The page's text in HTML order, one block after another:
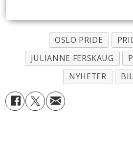
OSLO PRIDE
JULIANNE FERSKAUG
NYHETER